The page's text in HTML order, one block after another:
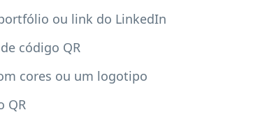
ou link do LinkedIn
código QR
cores ou um logotipo
QR